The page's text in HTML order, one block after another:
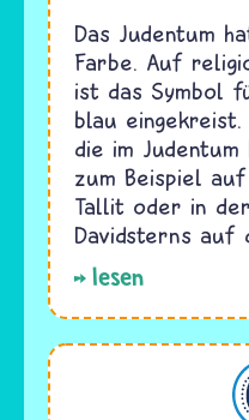
Das Judentum
Farbe. Auf
ist das Symbol
blau
die im
zum Beispiel
Tallit oder in
Davidsterns auf
lesen
Judentum